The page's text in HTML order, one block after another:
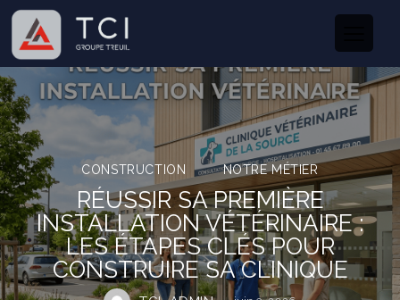
CONSTRUCTION NOTRE MÉTIER
RÉUSSIR SA PREMIÈRE
INSTALLATION VÉTÉRINAIRE :
LES ÉTAPES CLÉS POUR
CONSTRUIRE SA CLINIQUE